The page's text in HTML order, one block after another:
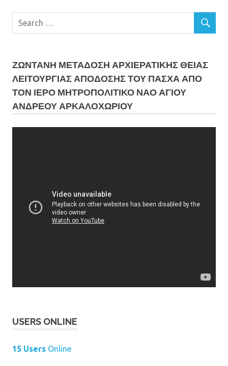
ΖΩΝΤΑΝΗ ΜΕΤΆΔΟΣΗ ΑΡΧΙΕΡΑΤΙΚΗΣ ΘΕΙΑΣ
ΛΕΙΤΟΥΡΓΙΑΣ ΑΠΟΔΟΣΗΣ ΤΟΥ ΠΑΣΧΑ ΑΠΟ
ΤΟΝ ΙΕΡΟ ΜΗΤΡΟΠΟΛΙΤΙΚΟ ΝΑΟ ΑΓΙΟΥ
ΑΝΔΡΕΟΥ ΑΡΚΑΛΟΧΩΡΙΟΥ
USERS ONLINE
15 Users Online